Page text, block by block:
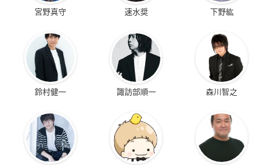
宮野真守 速水奨 下野紘
鈴村健一 諏訪部順一 森川智之